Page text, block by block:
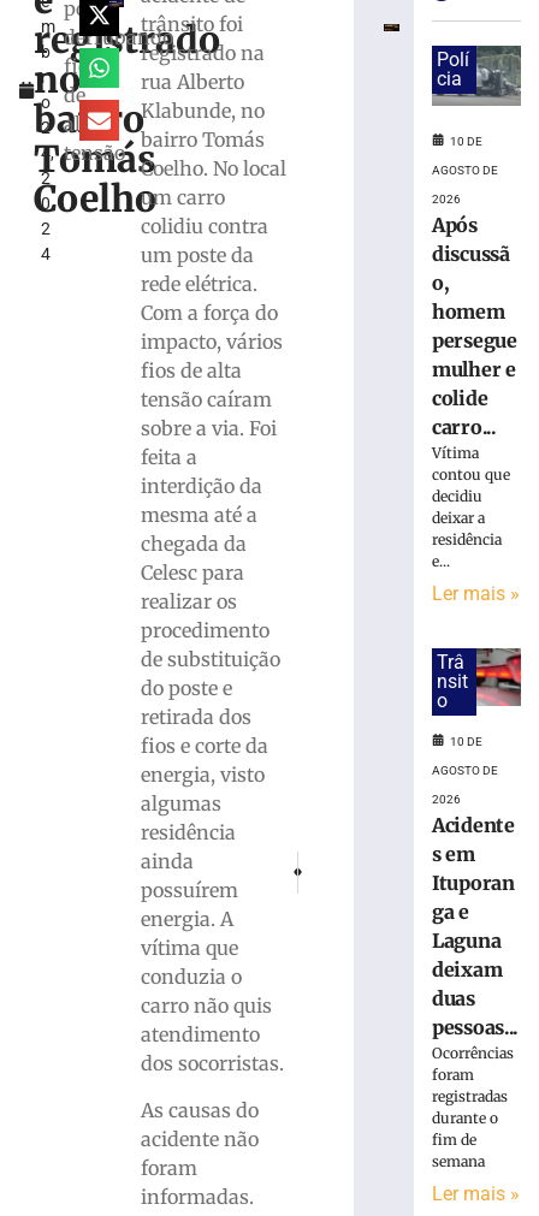
m
b
r
o
2
4,
2
0
2
4
registrado
no
bairro
Tomás
Coelho
poste
derrubando
fios
de
alta
tensão
trânsito foi
registrado na
rua Alberto
Klabunde, no
bairro Tomás
Coelho. No local
um carro
colidiu contra
um poste da
rede elétrica.
Com a força do
impacto, vários
fios de alta
tensão caíram
sobre a via. Foi
feita a
interdição da
mesma até a
chegada da
Celesc para
realizar os
procedimento
de substituição
do poste e
retirada dos
fios e corte da
energia, visto
algumas
residência
ainda
possuírem
energia. A
vítima que
conduzia o
carro não quis
atendimento
dos socorristas.
As causas do
acidente não
foram
informadas.
Dia D do combate à dengue:
Motociclista morre em grave acidente na
carteira
celular
roubados,
Blumenau
Carro
atinge
poste
deixa
adolescente
ferida
Gaspar
Após
discussão,
homem
persegue
mulher
colide
carro
contra
poste
Itapema
Polí
cia
10 DE
AGOSTO DE
2026
Após
discussã
o,
homem
persegue
mulher e
colide
carro...
Vítima
contou que
decidiu
deixar a
residência
e...
Ler mais »
Trâ
nsit
o
10 DE
AGOSTO DE
2026
Acidente
s em
Ituporan
ga e
Laguna
deixam
duas
pessoas...
Ocorrências
foram
registradas
durante o
fim de
semana
Ler mais »